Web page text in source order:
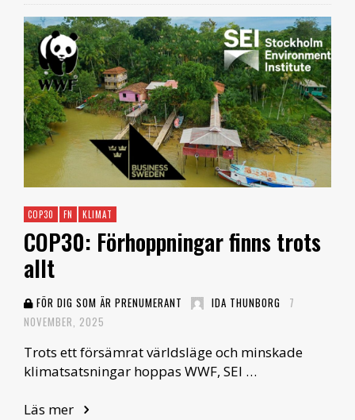
COP30 FN KLIMAT
COP30: Förhoppningar finns trots
allt
FÖR DIG SOM ÄR PRENUMERANT IDA THUNBORG
7
NOVEMBER, 2025
Trots ett försämrat världsläge och minskade
klimatsatsningar hoppas WWF, SEI …
Läs mer